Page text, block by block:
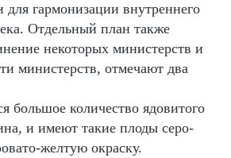
для гармонизации внутреннего
Отдельный план также
некоторых министерств и
министерств, отмечают два
большое количество ядовитого
и имеют такие плоды серо-
желтую окраску.